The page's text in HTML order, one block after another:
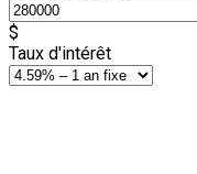
$
Taux d'intérêt